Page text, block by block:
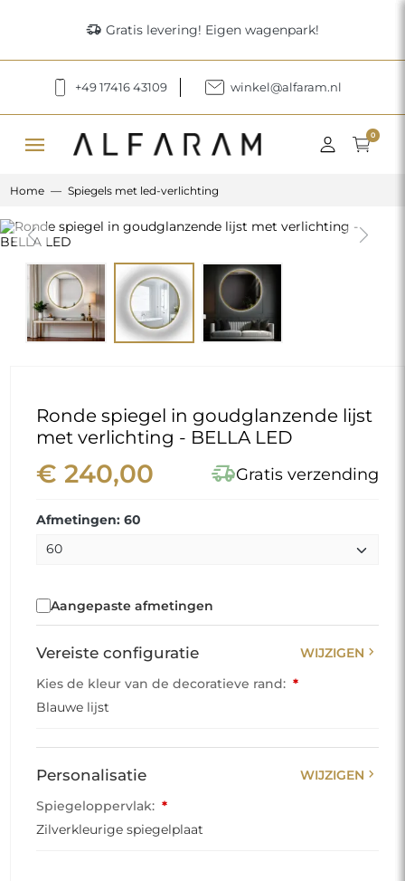
delivery_truck_speed Gratis levering! Eigen wagenpark!
+49 17416 43109 winkel@alfaram.nl
menu 0
Home Spiegels met led-verlichting
Previous Next
Ronde spiegel in goudglanzende lijst
met verlichting - BELLA LED
€ 240,00 delivery_truck_speedGratis verzending
Afmetingen: 60
Aangepaste afmetingen
Vereiste configuratie WIJZIGEN chevron_right
Kies de kleur van de decoratieve rand: *
Blauwe lijst
Personalisatie WIJZIGEN chevron_right
Spiegeloppervlak: *
Zilverkleurige spiegelplaat